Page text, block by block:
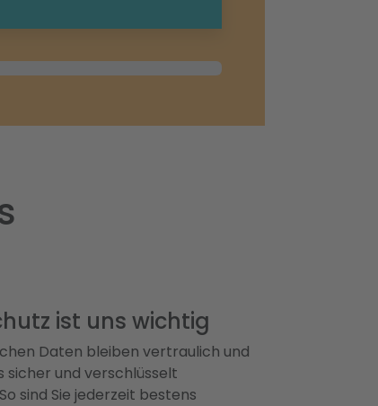
ist uns wichtig
Daten bleiben vertraulich und
sicher und verschlüsselt
sind Sie jederzeit bestens